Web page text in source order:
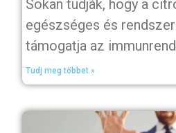
Sokan tudják, hogy a
egészséges és
támogatja az
Tudj meg többet »